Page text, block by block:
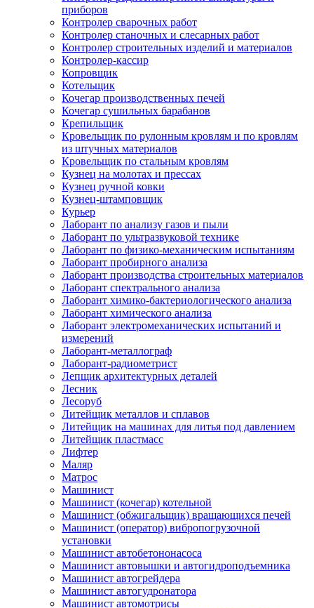
приборов
Контролер сварочных работ
Контролер станочных и слесарных работ
Контролер строительных изделий и материалов
Контролер-кассир
Копровщик
Котельщик
Кочегар производственных печей
Кочегар сушильных барабанов
Крепильщик
Кровельщик по рулонным кровлям и по кровлям
из штучных материалов
Кровельщик по стальным кровлям
Кузнец на молотах и прессах
Кузнец ручной ковки
Кузнец-штамповщик
Курьер
Лаборант по анализу газов и пыли
Лаборант по ультразвуковой технике
Лаборант по физико-механическим испытаниям
Лаборант пробирного анализа
Лаборант производства строительных материалов
Лаборант спектрального анализа
Лаборант химико-бактериологического анализа
Лаборант химического анализа
Лаборант электромеханических испытаний и
измерений
Лаборант-металлограф
Лаборант-радиометрист
Лепщик архитектурных деталей
Лесник
Лесоруб
Литейщик металлов и сплавов
Литейщик на машинах для литья под давлением
Литейщик пластмасс
Лифтер
Маляр
Матрос
Машинист
Машинист (кочегар) котельной
Машинист (обжигальщик) вращающихся печей
Машинист (оператор) вибропогрузочной
установки
Машинист автобетононасоса
Машинист автовышки и автогидроподъемника
Машинист автогрейдера
Машинист автогудронатора
Машинист автомотрисы